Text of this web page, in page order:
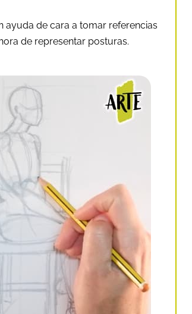
ayuda de cara a tomar referencias
de representar posturas.